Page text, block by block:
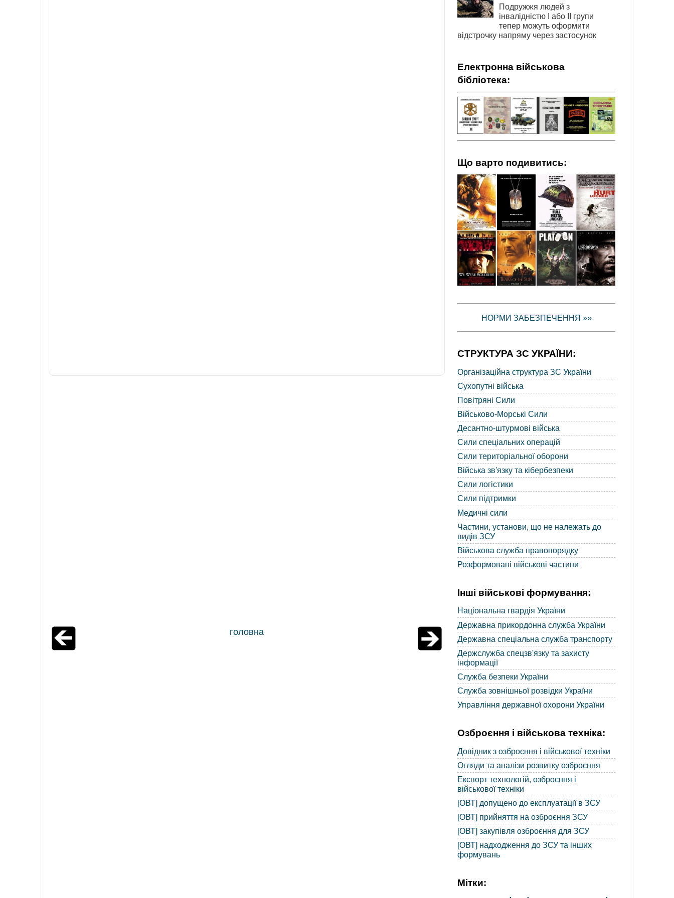
головна
Подружжя людей з
інвалідністю І або ІІ групи
тепер можуть оформити
відстрочку напряму через застосунок
Електронна військова
бібліотека:
Що варто подивитись:
НОРМИ ЗАБЕЗПЕЧЕННЯ »»
СТРУКТУРА ЗС УКРАЇНИ:
Організаційна структура ЗС України
Сухопутні війська
Повітряні Сили
Військово-Морські Сили
Десантно-штурмові війська
Сили спеціальних операцій
Сили територіальної оборони
Війська зв'язку та кібербезпеки
Сили логістики
Сили підтримки
Медичні сили
Частини, установи, що не належать до
видів ЗСУ
Військова служба правопорядку
Розформовані військові частини
Інші військові формування:
Національна гвардія України
Державна прикордонна служба України
Державна спеціальна служба транспорту
Держслужба спецзв'язку та захисту
інформації
Служба безпеки України
Служба зовнішньої розвідки України
Управління державної охорони України
Озброєння і військова техніка:
Довідник з озброєння і військової техніки
Огляди та аналізи розвитку озброєння
Експорт технологій, озброєння і
військової техніки
[ОВТ] допущено до експлуатації в ЗСУ
[ОВТ] прийняття на озброєння ЗСУ
[ОВТ] закупівля озброєння для ЗСУ
[ОВТ] надходження до ЗСУ та інших
формувань
Мітки: